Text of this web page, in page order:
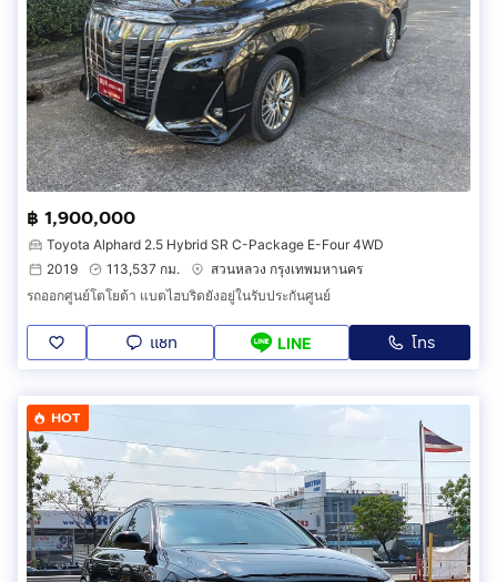
฿ 1,900,000
Toyota Alphard 2.5 Hybrid SR C-Package E-Four 4WD
2019
113,537 กม.
สวนหลวง กรุงเทพมหานคร
รถออกศูนย์โตโยต้า แบตไฮบริดยังอยู่ในรับประกันศูนย์
แชท LINE โทร
HOT